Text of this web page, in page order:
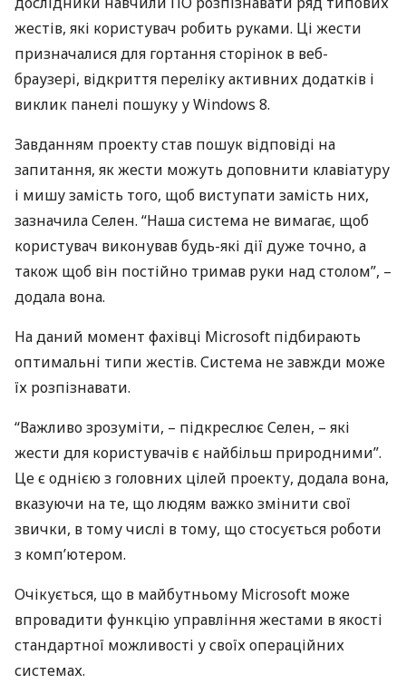
жестів, які користувач робить руками. Ці жести
призначалися для гортання сторінок в веб-
браузері, відкриття переліку активних додатків і
виклик панелі пошуку у Windows 8.
Завданням проекту став пошук відповіді на
запитання, як жести можуть доповнити клавіатуру
і мишу замість того, щоб виступати замість них,
зазначила Селен. “Наша система не вимагає, щоб
користувач виконував будь-які дії дуже точно, а
також щоб він постійно тримав руки над столом”, –
додала вона.
На даний момент фахівці Microsoft підбирають
оптимальні типи жестів. Система не завжди може
їх розпізнавати.
“Важливо зрозуміти, – підкреслює Селен, – які
жести для користувачів є найбільш природними”.
Це є однією з головних цілей проекту, додала вона,
вказуючи на те, що людям важко змінити свої
звички, в тому числі в тому, що стосується роботи
з комп’ютером.
Очікується, що в майбутньому Microsoft може
впровадити функцію управління жестами в якості
стандартної можливості у своїх операційних
системах.